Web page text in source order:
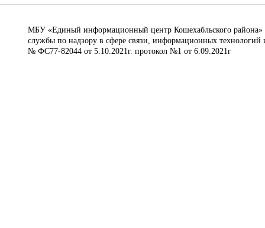
МБУ «Единый информационный центр Кошехабльского района»
службы по надзору в сфере связи, информационных
№ ФС77-82044 от 5.10.2021г. протокол №1 от 6.09.2021г